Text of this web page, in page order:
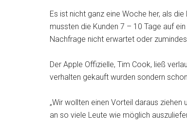
Es ist nicht ganz eine Woche her, als
mussten die Kunden 7 – 10 Tage auf
Nachfrage nicht erwartet oder
Der Apple Offizielle, Tim Cook, ließ
verhalten gekauft wurden sondern
„Wir wollten einen Vorteil daraus
an so viele Leute wie möglich